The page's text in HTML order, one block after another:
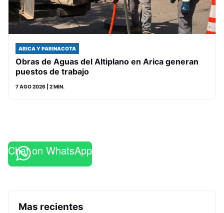
ARICA Y PARINACOTA
Obras de Aguas del Altiplano en Arica generan
puestos de trabajo
7 AGO 2026 | 2 MIN.
Chat on WhatsApp
Mas recientes